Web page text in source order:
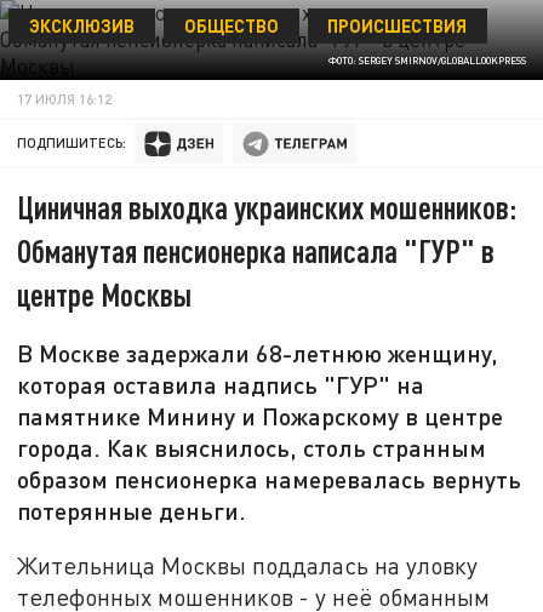
ФОТО: SERGEY SMIRNOV/GLOBALLOOKPRESS
ЭКСКЛЮЗИВ ОБЩЕСТВО ПРОИСШЕСТВИЯ
17 ИЮЛЯ 16:12
ПОДПИШИТЕСЬ:
Циничная выходка украинских мошенников:
Обманутая пенсионерка написала "ГУР" в
центре Москвы
В Москве задержали 68-летнюю женщину,
которая оставила надпись "ГУР" на
памятнике Минину и Пожарскому в центре
города. Как выяснилось, столь странным
образом пенсионерка намеревалась вернуть
потерянные деньги.
Жительница Москвы поддалась на уловку
телефонных мошенников - у неё обманным